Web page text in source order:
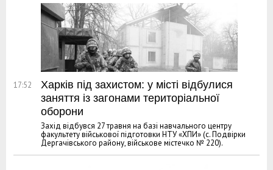
17:52
Харків під захистом: у місті відбулися
заняття із загонами територіальної
оборони
Захід відбувся 27 травня на базі навчального центру
факультету військової підготовки НТУ «ХПИ» (с. Подвірки
Дергачівського району, військове містечко № 220).